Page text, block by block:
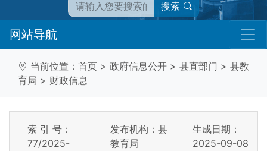
搜索
网站导航
当前位置： 首页 > 政府信息公开 > 县直部门 > 县教
育局 > 财政信息
索 引 号：
77/2025-
发布机构：县
教育局
生成日期：
2025-09-08